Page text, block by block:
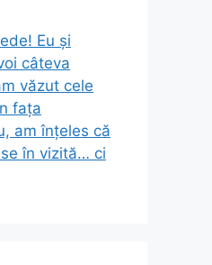
Eu și
câteva
văzut cele
fața
am înțeles că
în vizită… ci